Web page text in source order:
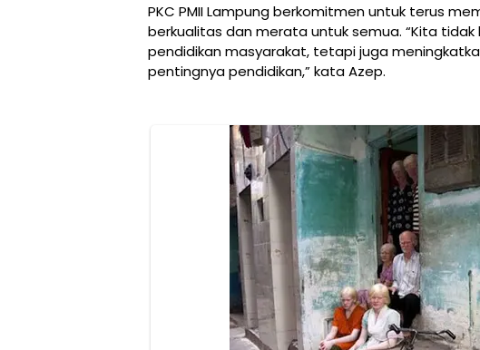
PKC PMII Lampung berkomitmen untuk terus
berkualitas dan merata untuk semua. “Kita
pendidikan masyarakat, tetapi juga
pentingnya pendidikan,” kata Azep.